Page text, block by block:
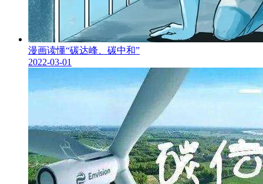
漫画读懂“碳达峰、碳中和”
2022-03-01